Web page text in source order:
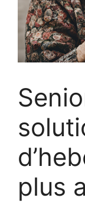
plus